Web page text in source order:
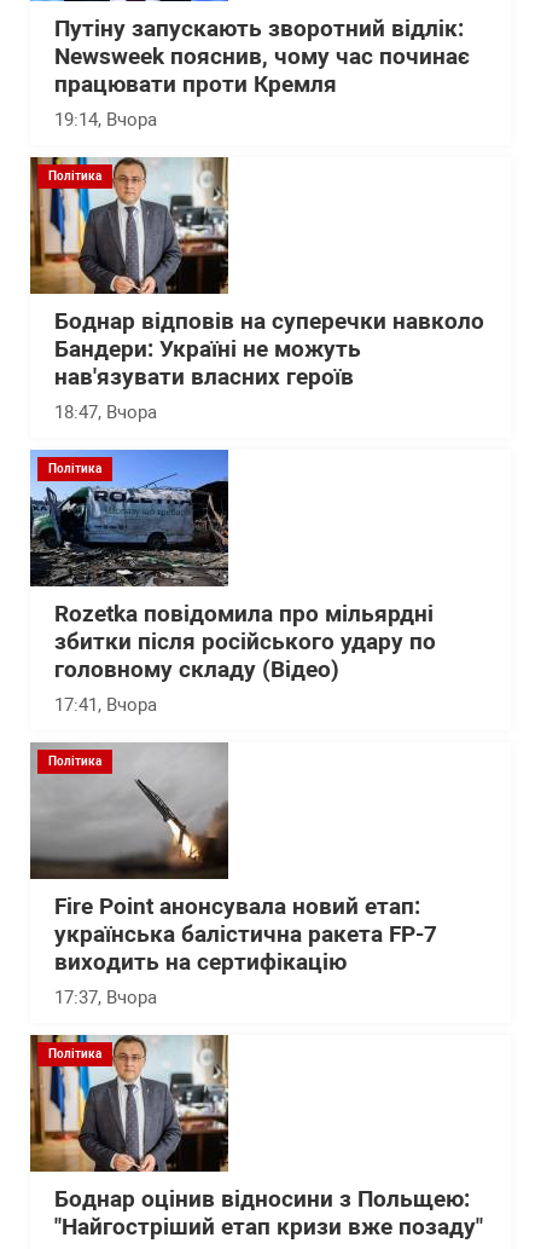
Путіну запускають зворотний відлік:
Newsweek пояснив, чому час починає
працювати проти Кремля
19:14, Вчора
Політика
Боднар відповів на суперечки навколо
Бандери: Україні не можуть
нав'язувати власних героїв
18:47, Вчора
Політика
Rozetka повідомила про мільярдні
збитки після російського удару по
головному складу (Відео)
17:41, Вчора
Політика
Fire Point анонсувала новий етап:
українська балістична ракета FP-7
виходить на сертифікацію
17:37, Вчора
Політика
Боднар оцінив відносини з Польщею:
"Найгостріший етап кризи вже позаду"